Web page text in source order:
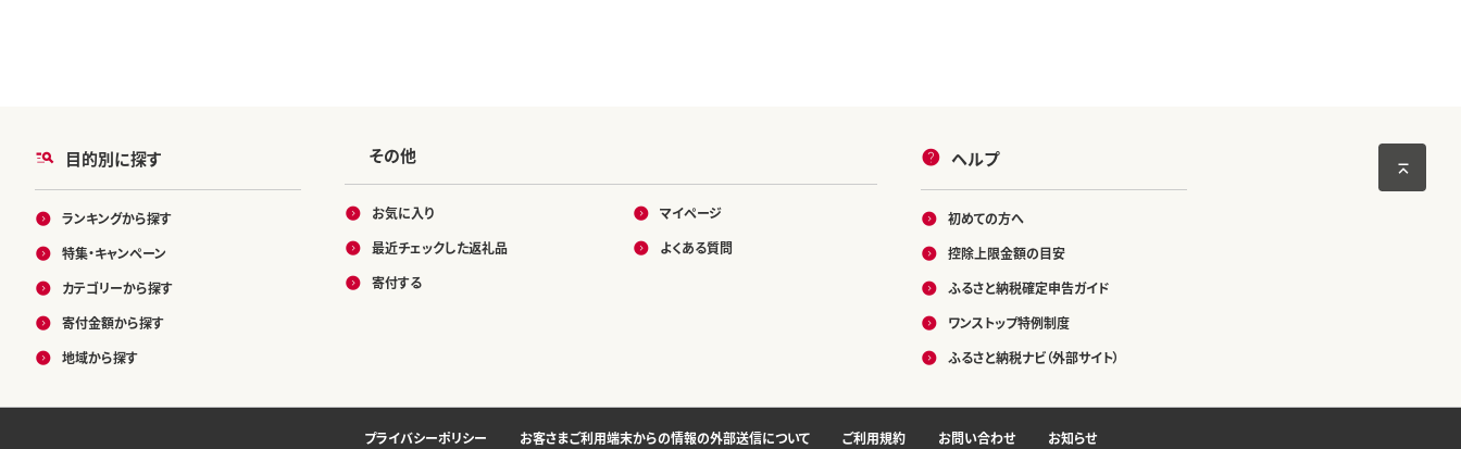
目的別に探す
ランキングから探す
特集・キャンペーン
カテゴリーから探す
寄付金額から探す
地域から探す
その他
お気に入り
最近チェックした返礼品
寄付する
マイページ
よくある質問
ヘルプ
初めての方へ
控除上限金額の目安
ふるさと納税確定申告ガイド
ワンストップ特例制度
ふるさと納税ナビ（外部サイト）
プライバシーポリシー お客さまご利用端末からの情報の外部送信について ご利用規約 お問い合わせ お知らせ